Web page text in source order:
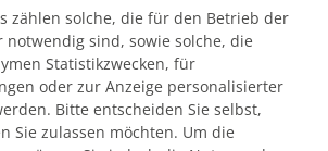
zählen solche, die für den Betrieb der
sind, sowie solche, die
Statistikzwecken, für
oder zur Anzeige personalisierter
Bitte entscheiden Sie selbst,
Sie zulassen möchten. Um die